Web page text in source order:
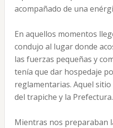
acompañado de una
En aquellos momentos
condujo al lugar donde
las fuerzas pequeñas y
tenía que dar hospedaje
reglamentarias. Aquel
del trapiche y la Prefectura.
Mientras nos preparaban